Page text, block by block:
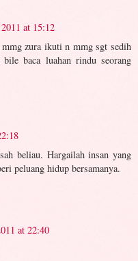
at 15:12
zura ikuti n mmg sgt sedih
baca luahan rindu seorang
beliau. Hargailah insan yang
peluang hidup bersamanya.
at 22:40